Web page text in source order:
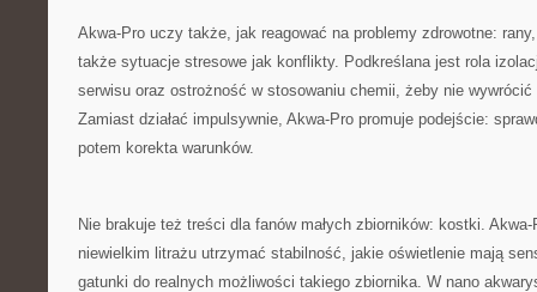
Akwa-Pro uczy także, jak reagować na problemy zdrowotne:
także sytuacje stresowe jak konflikty. Podkreślana jest rola
serwisu oraz ostrożność w stosowaniu chemii, żeby nie
Zamiast działać impulsywnie, Akwa-Pro promuje podejście:
potem korekta warunków.
Nie brakuje też treści dla fanów małych zbiorników: kostki.
niewielkim litrażu utrzymać stabilność, jakie oświetlenie mają
gatunki do realnych możliwości takiego zbiornika. W nano